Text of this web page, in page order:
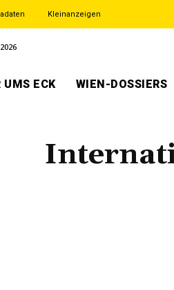
Kleinanzeigen
UMS ECK WIEN-DOSSIERS